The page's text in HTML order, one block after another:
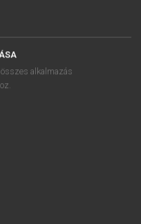
alkalmazás